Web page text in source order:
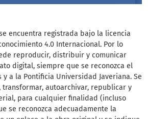
encuentra registrada bajo la licencia
4.0 Internacional. Por lo
reproducir, distribuir y comunicar
digital, siempre que se reconozca el
a la Pontificia Universidad Javeriana. Se
autoarchivar, republicar y
para cualquier finalidad (incluso
se reconozca adecuadamente la